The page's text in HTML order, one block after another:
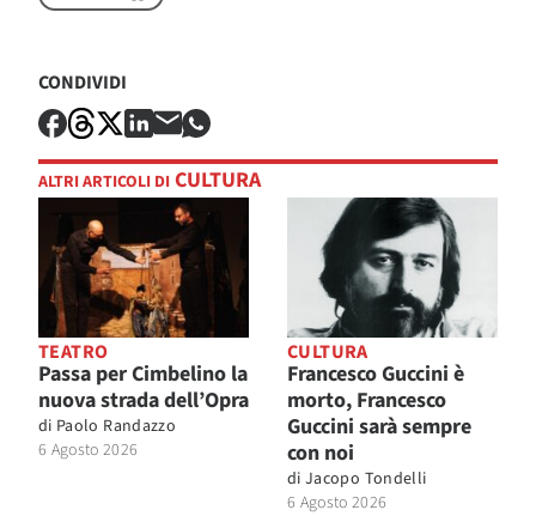
CONDIVIDI
ALTRI ARTICOLI DI CULTURA
TEATRO
Passa per Cimbelino la
nuova strada dell’Opra
di Paolo Randazzo
6 Agosto 2026
CULTURA
Francesco Guccini è
morto, Francesco
Guccini sarà sempre
con noi
di Jacopo Tondelli
6 Agosto 2026